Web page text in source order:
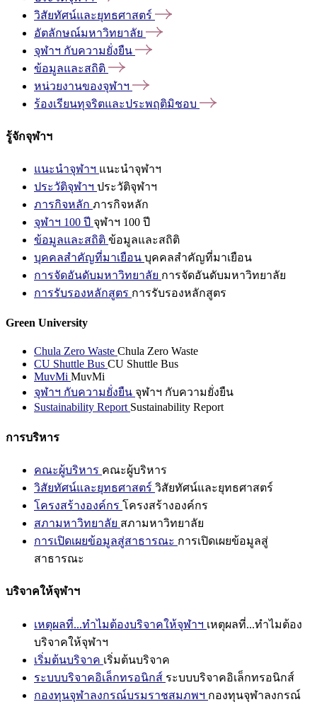
วิสัยทัศน์และยุทธศาสตร์
อัตลักษณ์มหาวิทยาลัย
จุฬาฯ กับความยั่งยืน
ข้อมูลและสถิติ
หน่วยงานของจุฬาฯ
ร้องเรียนทุจริตและประพฤติมิชอบ
รู้จักจุฬาฯ
แนะนำจุฬาฯ แนะนำจุฬาฯ
ประวัติจุฬาฯ ประวัติจุฬาฯ
ภารกิจหลัก ภารกิจหลัก
จุฬาฯ 100 ปี จุฬาฯ 100 ปี
ข้อมูลและสถิติ ข้อมูลและสถิติ
บุคคลสำคัญที่มาเยือน บุคคลสำคัญที่มาเยือน
การจัดอันดับมหาวิทยาลัย การจัดอันดับมหาวิทยาลัย
การรับรองหลักสูตร การรับรองหลักสูตร
Green University
Chula Zero Waste Chula Zero Waste
CU Shuttle Bus CU Shuttle Bus
MuvMi MuvMi
จุฬาฯ กับความยั่งยืน จุฬาฯ กับความยั่งยืน
Sustainability Report Sustainability Report
การบริหาร
คณะผู้บริหาร คณะผู้บริหาร
วิสัยทัศน์และยุทธศาสตร์ วิสัยทัศน์และยุทธศาสตร์
โครงสร้างองค์กร โครงสร้างองค์กร
สภามหาวิทยาลัย สภามหาวิทยาลัย
การเปิดเผยข้อมูลสู่สาธารณะ การเปิดเผยข้อมูลสู่
สาธารณะ
บริจาคให้จุฬาฯ
เหตุผลที่...ทำไมต้องบริจาคให้จุฬาฯ เหตุผลที่...ทำไมต้อง
บริจาคให้จุฬาฯ
เริ่มต้นบริจาค เริ่มต้นบริจาค
ระบบบริจาคอิเล็กทรอนิกส์ ระบบบริจาคอิเล็กทรอนิกส์
กองทุนจุฬาลงกรณ์บรมราชสมภพฯ กองทุนจุฬาลงกรณ์